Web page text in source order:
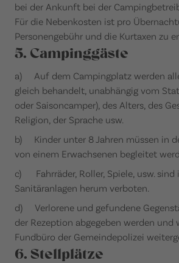
bei der Ankunft bei der
Für die Nebenkosten ist pro
Personengebühr und die Kurtaxen zu
5. Campinggäste
a) Auf dem Campingplatz werden
gleich behandelt, unabhängig vom
oder Saisoncamper), des Alters, des
Religion, der Sprache usw.
b) Kinder unter 8 Jahren müssen in
von einem Erwachsenen begleitet
c) Fahrräder, Roller, Spiele, usw. sind
Sanitäranlagen herum verboten.
d) Verlorene und gefundene
der Rezeption abgegeben werden und
Fundbüro der Gemeindepolizei
6. Stellplätze